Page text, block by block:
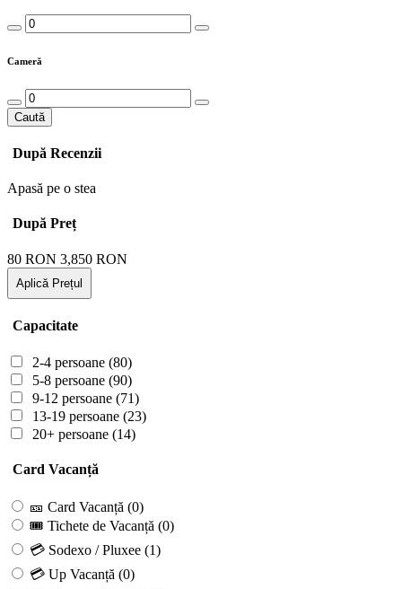
Cameră
Caută
După Recenzii
Apasă pe o stea
După Preț
80 RON 3,850 RON
Aplică Prețul
Capacitate
2-4 persoane (80)
5-8 persoane (90)
9-12 persoane (71)
13-19 persoane (23)
20+ persoane (14)
Card Vacanță
🎫 Card Vacanță (0)
🎟 Tichete de Vacanță (0)
💳 Sodexo / Pluxee (1)
💳 Up Vacanță (0)